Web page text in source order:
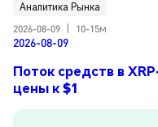
Аналитика Рынка
2026-08-09
10-15м
2026-08-09
Поток средств в
цены к $1